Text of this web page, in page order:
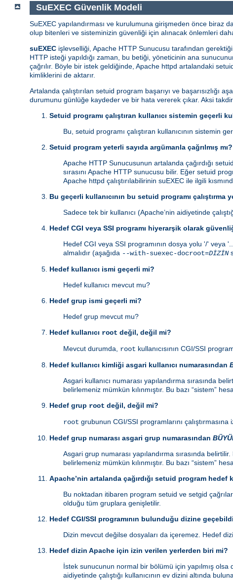
SuEXEC Güvenlik Modeli
SuEXEC yapılandırması ve kurulumuna girişmeden önce biraz
olup bitenleri ve sisteminizin güvenliği için alınacak önlemleri
suEXEC işlevselliği, Apache HTTP Sunucusu tarafından
HTTP isteği yapıldığı zaman, bu betiği, yöneticinin ana
çağrılır. Böyle bir istek geldiğinde, Apache httpd artalandaki
kimliklerini de aktarır.
Artalanda çalıştırılan setuid program başarıyı ve başarısızlığı
durumunu günlüğe kaydeder ve bir hata vererek çıkar. Aksi
Setuid programı çalıştıran kullanıcı sistemin geçerli
Bu, setuid programı çalıştıran kullanıcının sistemin
Setuid program yeterli sayıda argümanla çağrılmış mı?
Apache HTTP Sunucusunun artalanda çağırdığı
sırasını Apache HTTP sunucusu bilir. Eğer setuid
Apache httpd çalıştırılabilirinin suEXEC ile ilgili
Bu geçerli kullanıcının bu setuid programı çalıştırma
Sadece tek bir kullanıcı (Apache’nin aidiyetinde
Hedef CGI veya SSI programı hiyerarşik olarak
Hedef CGI veya SSI programının dosya yolu '/' veya
almalıdır (aşağıda --with-suexec-docroot=DİZİN
Hedef kullanıcı ismi geçerli mi?
Hedef kullanıcı mevcut mu?
Hedef grup ismi geçerli mi?
Hedef grup mevcut mu?
Hedef kullanıcı root değil, değil mi?
Mevcut durumda, root kullanıcısının CGI/SSI
Hedef kullanıcı kimliği asgari kullanıcı numarasından
Asgari kullanıcı numarası yapılandırma sırasında
belirlemeniz mümkün kılınmıştır. Bu bazı “sistem”
Hedef grup root değil, değil mi?
root grubunun CGI/SSI programlarını çalıştırmasına
Hedef grup numarası asgari grup numarasından
Asgari grup numarası yapılandırma sırasında
belirlemeniz mümkün kılınmıştır. Bu bazı “sistem”
Apache’nin artalanda çağırdığı setuid program
Bu noktadan itibaren program setuid ve setgid
olduğu tüm gruplara genişletilir.
Hedef CGI/SSI programının bulunduğu dizine
Dizin mevcut değilse dosyaları da içeremez. Hedef
Hedef dizin Apache için izin verilen yerlerden biri mi?
İstek sunucunun normal bir bölümü için yapılmış olsa
aidiyetinde çalıştığı kullanıcının ev dizini altında